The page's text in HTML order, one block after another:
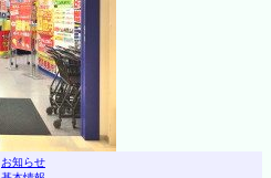
お知らせ